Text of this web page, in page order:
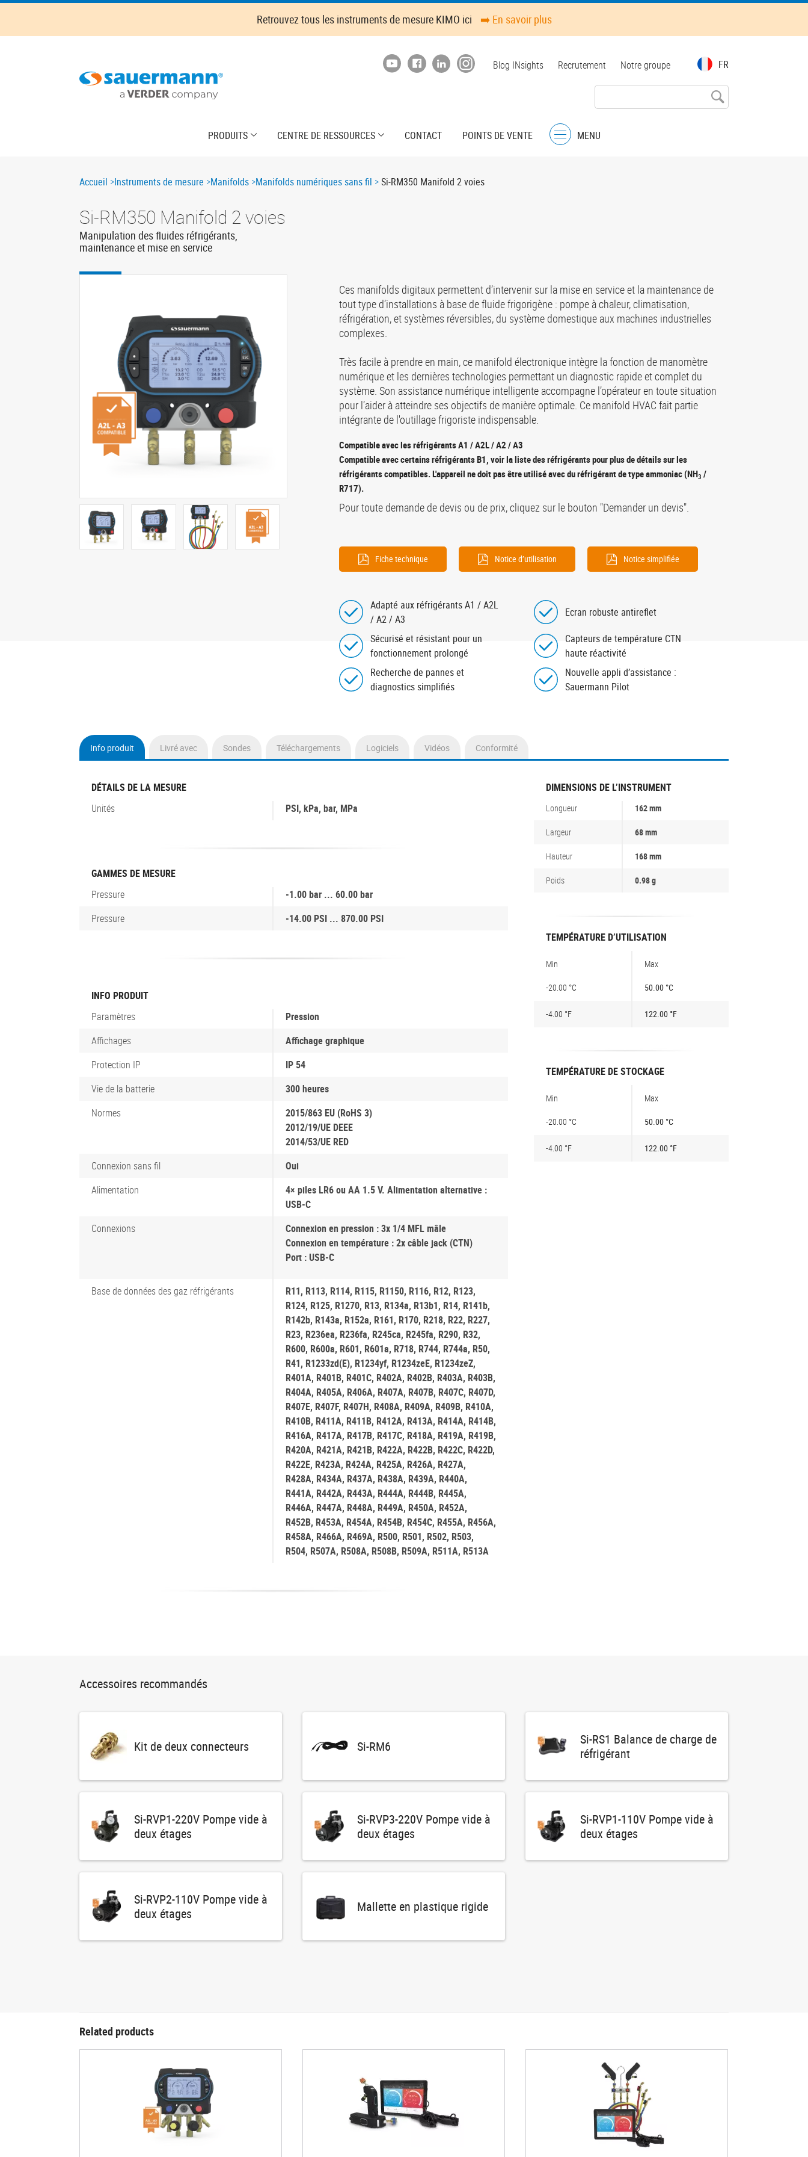
Skip
main
Retrouvez tous les instruments de mesure KIMO ici ➡️ En savoir plus
FR
Top
Blog INsights Recrutement Notre groupe
PRODUITS CENTRE DE RESSOURCES CONTACT
POINTS DE VENTE
Menu
MENU
Breadcrumb
Accueil Instruments de mesure Manifolds Manifolds numériques sans fil Si-RM350 Manifold 2 voies
Si-RM350 Manifold 2 voies
Manipulation des fluides réfrigérants,
maintenance et mise en service
Ces manifolds digitaux permettent d’intervenir sur la mise en service et la maintenance de
tout type d’installations à base de fluide frigorigène : pompe à chaleur, climatisation,
réfrigération, et systèmes réversibles, du système domestique aux machines industrielles
complexes.
Très facile à prendre en main, ce manifold électronique intègre la fonction de manomètre
numérique et les dernières technologies permettant un diagnostic rapide et complet du
système. Son assistance numérique intelligente accompagne l’opérateur en toute situation
pour l’aider à atteindre ses objectifs de manière optimale. Ce manifold HVAC fait partie
intégrante de l'outillage frigoriste indispensable.
Compatible avec les réfrigérants A1 / A2L / A2 / A3
Compatible avec certains réfrigérants B1, voir la liste des réfrigérants pour plus de détails sur les
réfrigérants compatibles. L'appareil ne doit pas être utilisé avec du réfrigérant de type ammoniac (NH3 /
R717).
Pour toute demande de devis ou de prix, cliquez sur le bouton "Demander un devis".
Fiche technique Notice d’utilisation Notice simplifiée
Adapté aux réfrigérants A1 / A2L
/ A2 / A3
Ecran robuste antireflet
Sécurisé et résistant pour un
fonctionnement prolongé
Capteurs de température CTN
haute réactivité
Recherche de pannes et
diagnostics simplifiés
Nouvelle appli d’assistance :
Sauermann Pilot
Info produit
(onglet
Livré avec Sondes Téléchargements Logiciels Vidéos Conformité
DÉTAILS DE LA MESURE
Unités
PSI, kPa, bar, MPa
GAMMES DE MESURE
Pressure
-1.00 bar ... 60.00 bar
Pressure
-14.00 PSI ... 870.00 PSI
INFO PRODUIT
Paramètres
Pression
Affichages
Affichage graphique
Protection IP
IP 54
Vie de la batterie
300 heures
Normes
2015/863 EU (RoHS 3)
2012/19/UE DEEE
2014/53/UE RED
Connexion sans fil
Oui
Alimentation
4× piles LR6 ou AA 1.5 V. Alimentation alternative :
USB-C
Connexions
Connexion en pression :3x 1/4 MFL mâle
Connexion en température :2x câble jack (CTN)
Port :USB-C
Base de données des gaz réfrigérants
R11, R113, R114, R115, R1150, R116, R12, R123,
R124, R125, R1270, R13, R134a, R13b1, R14, R141b,
R142b, R143a, R152a, R161, R170, R218, R22, R227,
R23, R236ea, R236fa, R245ca, R245fa, R290, R32,
R600, R600a, R601, R601a, R718, R744, R744a, R50,
R41, R1233zd(E), R1234yf, R1234zeE, R1234zeZ,
R401A, R401B, R401C, R402A, R402B, R403A, R403B,
R404A, R405A, R406A, R407A, R407B, R407C, R407D,
R407E, R407F, R407H, R408A, R409A, R409B, R410A,
R410B, R411A, R411B, R412A, R413A, R414A, R414B,
R416A, R417A, R417B, R417C, R418A, R419A, R419B,
R420A, R421A, R421B, R422A, R422B, R422C, R422D,
R422E, R423A, R424A, R425A, R426A, R427A,
R428A, R434A, R437A, R438A, R439A, R440A,
R441A, R442A, R443A, R444A, R444B, R445A,
R446A, R447A, R448A, R449A, R450A, R452A,
R452B, R453A, R454A, R454B, R454C, R455A, R456A,
R458A, R466A, R469A, R500, R501, R502, R503,
R504, R507A, R508A, R508B, R509A, R511A, R513A
DIMENSIONS DE L’INSTRUMENT
Longueur 162 mm
Largeur 68 mm
Hauteur 168 mm
Poids 0.98 g
TEMPÉRATURE D’UTILISATION
Min Max
-20.00 °C 50.00 °C
-4.00 °F 122.00 °F
TEMPÉRATURE DE STOCKAGE
Min Max
-20.00 °C 50.00 °C
-4.00 °F 122.00 °F
Accessoires recommandés
Kit de deux connecteurs Si-RM6
Si-RS1 Balance de charge de
réfrigérant
Si-RVP1-220V Pompe vide à
deux étages
Si-RVP3-220V Pompe vide à
deux étages
Si-RVP1-110V Pompe vide à
deux étages
Si-RVP2-110V Pompe vide à
deux étages
Mallette en plastique rigide
Related products